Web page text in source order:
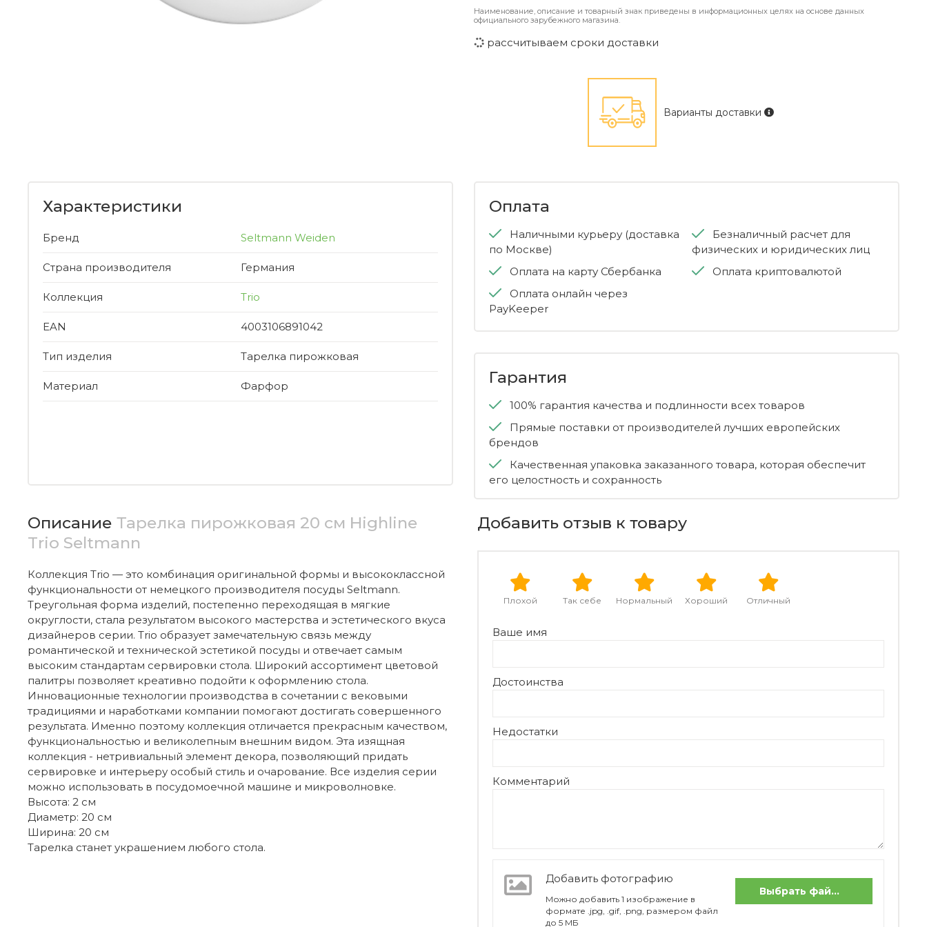
Наименование, описание и товарный знак приведены в информационных целях на основе данных
официального зарубежного магазина.
рассчитываем сроки доставки
Варианты доставки
Характеристики
Бренд Seltmann Weiden
Страна производителя Германия
Коллекция Trio
EAN 4003106891042
Тип изделия Тарелка пирожковая
Материал Фарфор
Оплата
Наличными курьеру (доставка
по Москве)
Оплата на карту Сбербанка
Оплата онлайн через
PayKeeper
Безналичный расчет для
физических и юридических лиц
Оплата криптовалютой
Гарантия
100% гарантия качества и подлинности всех товаров
Прямые поставки от производителей лучших европейских
брендов
Качественная упаковка заказанного товара, которая обеспечит
его целостность и сохранность
Описание Тарелка пирожковая 20 см Highline
Trio Seltmann
Коллекция Trio — это комбинация оригинальной формы и высококлассной
функциональности от немецкого производителя посуды Seltmann.
Треугольная форма изделий, постепенно переходящая в мягкие
округлости, стала результатом высокого мастерства и эстетического вкуса
дизайнеров серии. Trio образует замечательную связь между
романтической и технической эстетикой посуды и отвечает самым
высоким стандартам сервировки стола. Широкий ассортимент цветовой
палитры позволяет креативно подойти к оформлению стола.
Инновационные технологии производства в сочетании с вековыми
традициями и наработками компании помогают достигать совершенного
результата. Именно поэтому коллекция отличается прекрасным качеством,
функциональностью и великолепным внешним видом. Эта изящная
коллекция - нетривиальный элемент декора, позволяющий придать
сервировке и интерьеру особый стиль и очарование. Все изделия серии
можно использовать в посудомоечной машине и микроволновке.
Высота: 2 см
Диаметр: 20 см
Ширина: 20 см
Тарелка станет украшением любого стола.
Добавить отзыв к товару
Отличный
Хороший
Нормальный
Так себе
Плохой
Ваше имя
Достоинства
Недостатки
Комментарий
Добавить фотографию
Можно добавить 1 изображение в
формате .jpg, .gif, .png, размером файл
до 5 МБ
Выбрать файлы